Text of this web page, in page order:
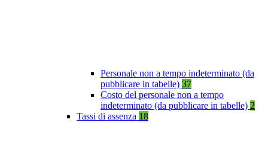
Personale non a tempo indeterminato (da
pubblicare in tabelle) 37
Costo del personale non a tempo
indeterminato (da pubblicare in tabelle) 2
Tassi di assenza 18